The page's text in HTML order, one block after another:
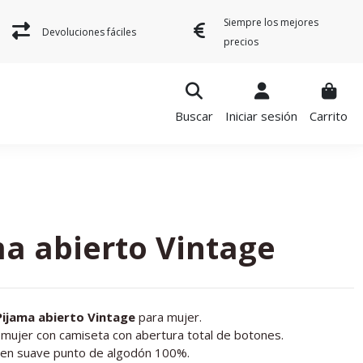
Devoluciones fáciles
Siempre los mejores
precios
Buscar Iniciar sesión Carrito
abierto Vintage
abierto Vintage para mujer.
con camiseta con abertura total de botones.
suave punto de algodón 100%.